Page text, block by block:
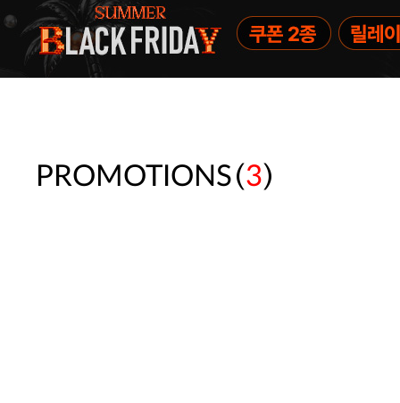
[썸머블프] 1만원 할인 쿠폰(8.1~31)
속옷 교체 10% 쿠폰(8.1~31)/7만
PROMOTIONS(3)